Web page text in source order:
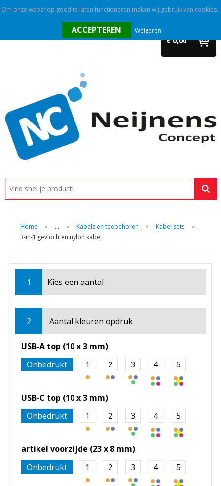
€ 0,00
Promotietextiel
Tassen
Alle categorieën
Custom made
Home > ... > Kabels en toebehoren > Kabel sets >
3-in-1 gevlochten nylon kabel
1 Kies een aantal
2 Aantal kleuren opdruk
USB-A top (10 x 3 mm)
Onbedrukt
1 2 3 4 5
USB-C top (10 x 3 mm)
Onbedrukt
1 2 3 4 5
artikel voorzijde (23 x 8 mm)
Onbedrukt
1 2 3 4 5
Om onze webshop goed te laten functioneren maken wij gebruik van cookies.
Weigeren